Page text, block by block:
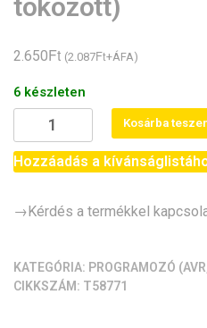
tokozott)
2.650Ft (2.087Ft+ÁFA)
6 készleten
USBasp
USB
(ISP10/6
mennyiség
Kosárba
Hozzáadás a
→Kérdés a termékkel
KATEGÓRIA: PROGRAMOZÓ
CIKKSZÁM: T58771